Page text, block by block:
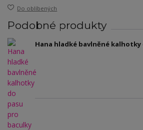
Do oblíbených
Podobné produkty
Hana hladké bavlněné